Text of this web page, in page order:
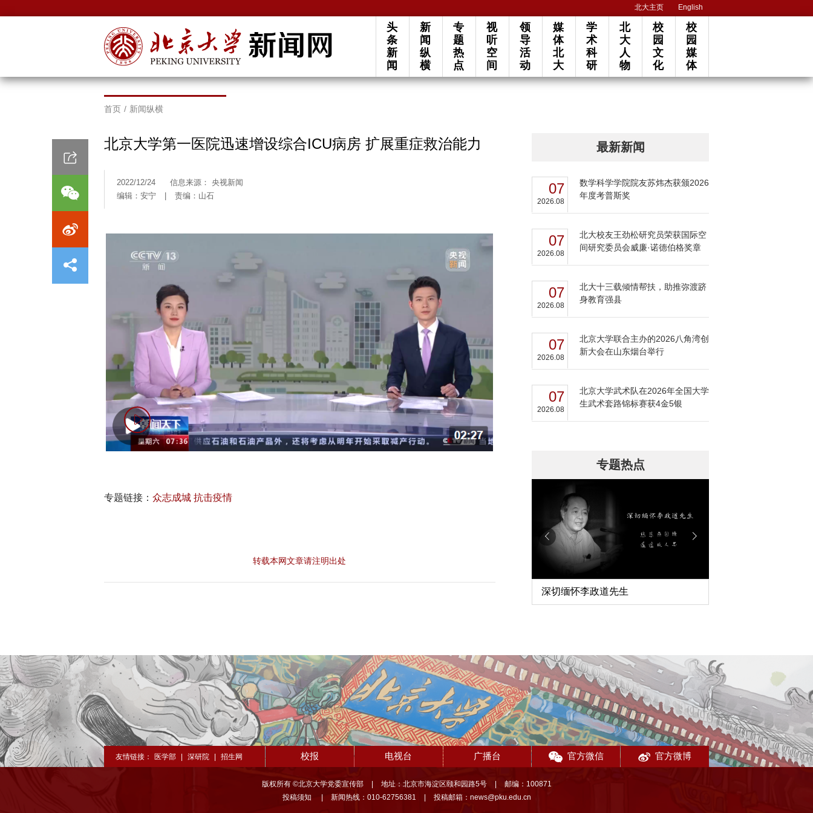
北大主页 English
头
条
新
闻
新
闻
纵
横
专
题
热
点
视
听
空
间
领
导
活
动
媒
体
北
大
学
术
科
研
北
大
人
物
校
园
文
化
校
园
媒
体
首页 / 新闻纵横
北京大学第一医院迅速增设综合ICU病房 扩展重症救治能力
2022/12/24
信息来源： 央视新闻
编辑：安宁
责编：山石
专题链接： 众志成城 抗击疫情
转载本网文章请注明出处
最新新闻
07
2026.08
数学科学学院院友苏炜杰获颁2026
年度考普斯奖
07
2026.08
北大校友王劲松研究员荣获国际空
间研究委员会威廉·诺德伯格奖章
07
2026.08
北大十三载倾情帮扶，助推弥渡跻
身教育强县
07
2026.08
北京大学联合主办的2026八角湾创
新大会在山东烟台举行
07
2026.08
北京大学武术队在2026年全国大学
生武术套路锦标赛获4金5银
专题热点
深切缅怀李政道先生
友情链接： 医学部 深研院 招生网 校报 电视台 广播台 官方微信 官方微博
版权所有 ©北京大学党委宣传部 地址：北京市海淀区颐和园路5号
邮编：100871
投稿须知
新闻热线：010-62756381 投稿邮箱：news@pku.edu.cn